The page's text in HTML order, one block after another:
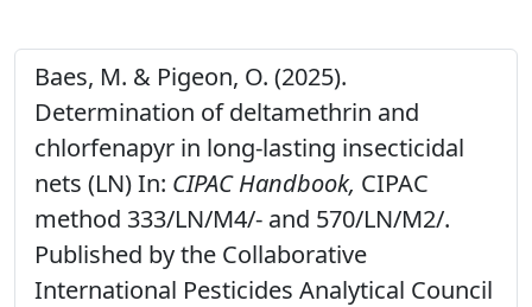
Baes, M. & Pigeon, O. (2025).
Determination of deltamethrin and
chlorfenapyr in long-lasting insecticidal
nets (LN) In: CIPAC Handbook, CIPAC
method 333/LN/M4/- and 570/LN/M2/.
Published by the Collaborative
International Pesticides Analytical Council